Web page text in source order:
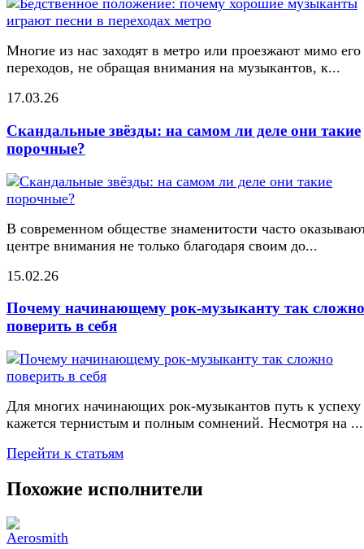
Многие из нас заходят в метро или проезжают мимо его
переходов, не обращая внимания на музыкантов, к...
17.03.26
Скандальные звёзды: на самом ли деле они такие
порочные?
В современном обществе знаменитости часто
центре внимания не только благодаря своим до...
15.02.26
Почему начинающему рок-музыканту так сложно
поверить в себя
Для многих начинающих рок-музыкантов путь к успеху
кажется тернистым и полным сомнений. Несмотря на ...
Перейти к статьям
Похожие исполнители